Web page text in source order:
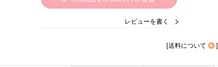
レビューを書く
[送料について ]